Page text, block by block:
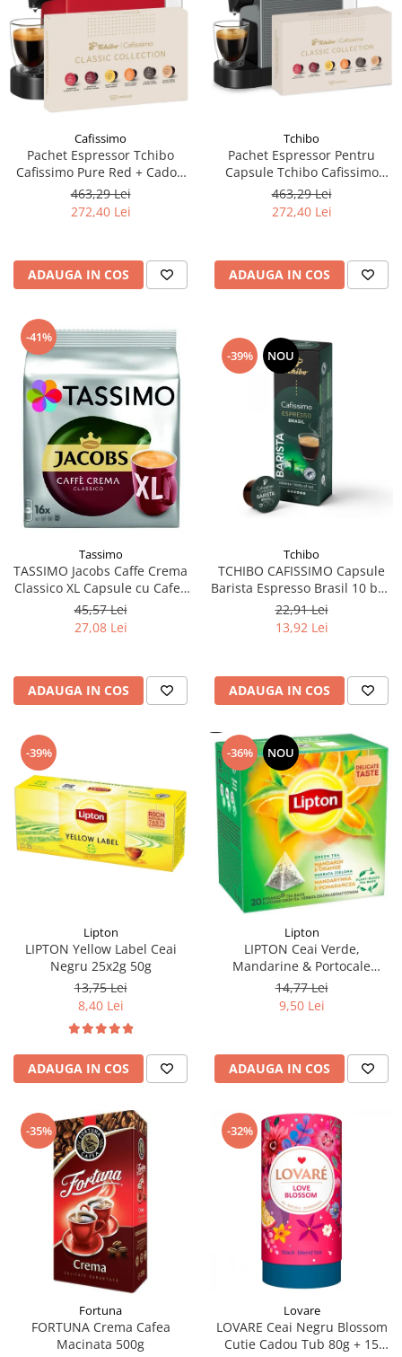
Cafissimo
Pachet Espressor Tchibo
Cafissimo Pure Red + Cadou
60 de Capsule Cafissimo
Classic Collection
463,29 Lei
272,40 Lei
ADAUGA IN COS
Tchibo
Pachet Espressor Pentru
Capsule Tchibo Cafissimo
Pure Grey + TCHIBO
CAFISSIMO Set Capsule 6
Sortimente - Bundle
463,29 Lei
272,40 Lei
ADAUGA IN COS
-41%
Tassimo
TASSIMO Jacobs Caffe Crema
Classico XL Capsule cu Cafea
16buc 132.8g - TDV 16.10.2026
45,57 Lei
27,08 Lei
ADAUGA IN COS
-39% NOU
Tchibo
TCHIBO CAFISSIMO Capsule
Barista Espresso Brasil 10 buc
80g (27.10.2026)
22,91 Lei
13,92 Lei
ADAUGA IN COS
-39%
Lipton
LIPTON Yellow Label Ceai
Negru 25x2g 50g
13,75 Lei
8,40 Lei
ADAUGA IN COS
-36% NOU
Lipton
LIPTON Ceai Verde,
Mandarine & Portocale
Piramide 20x2.1g (30.09.2026)
14,77 Lei
9,50 Lei
ADAUGA IN COS
-35%
Fortuna
FORTUNA Crema Cafea
Macinata 500g
-32%
Lovare
LOVARE Ceai Negru Blossom
Cutie Cadou Tub 80g + 15